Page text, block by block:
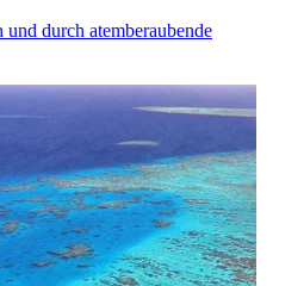
durch atemberaubende